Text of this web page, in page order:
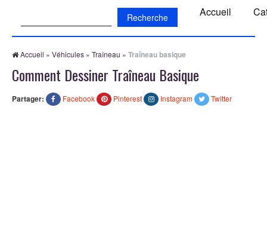
Accueil
Accueil » Véhicules » Traîneau » Traîneau basique
Comment Dessiner Traîneau Basique
Partager: Facebook Pinterest Instagram Twitter